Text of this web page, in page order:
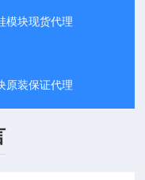
模块现货代理
原装保证代理